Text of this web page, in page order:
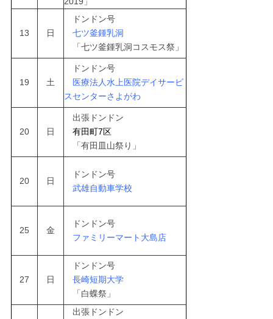
13 日
ドンドン号
七ツ釜鍾乳洞
「七ツ釜鍾乳洞コスモス祭」
19 土
ドンドン号
医療法人水上医院デイサービ
スセンターさよがわ
20 日
出張ドンドン
有田町7区
「有田皿山祭り」
20 日
ドンドン号
武雄自動車学校
25 金
ドンドン号
ファミリーマート大島店
27 日
ドンドン号
長崎短期大学
「白蝶祭」
出張ドンドン